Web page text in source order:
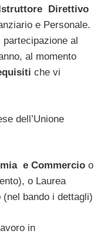
Istruttore Direttivo
e Personale.
al
al momento
che vi
dell’Unione
e Commercio o
o Laurea
bando i dettagli)
in